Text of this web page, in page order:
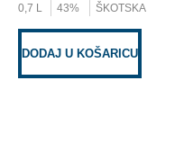
0,7 L 43% ŠKOTSKA
DODAJ U KOŠARICU